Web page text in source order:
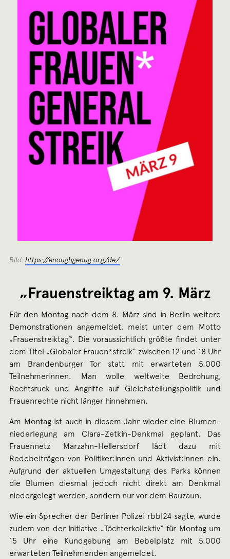
Bild: https://enoughgenug.org/de/
„Frauenstreiktag am 9. März
Für den Montag nach dem 8. März sind in Berlin weitere
Demonstrationen angemeldet, meist unter dem Motto
„Frauenstreiktag“. Die voraussichtlich größte findet unter
dem Titel „Globaler Frauen*streik“ zwischen 12 und 18 Uhr
am Brandenburger Tor statt mit erwarteten 5.000
Teilnehmerinnen. Man wolle weltweite Bedrohung,
Rechtsruck und Angriffe auf Gleichstellungspolitik und
Frauenrechte nicht länger hinnehmen.
Am Montag ist auch in diesem Jahr wieder eine Blumen­
niederlegung am Clara-Zetkin-Denkmal geplant. Das
Frauennetz Marzahn-Hellersdorf lädt dazu mit
Redebeiträgen von Politiker:innen und Aktivist:innen ein.
Aufgrund der aktuellen Umgestaltung des Parks können
die Blumen diesmal jedoch nicht direkt am Denkmal
niedergelegt werden, sondern nur vor dem Bauzaun.
Wie ein Sprecher der Berliner Polizei rbb|24 sagte, wurde
zudem von der Initiative „Töchterkollektiv“ für Montag um
15 Uhr eine Kundgebung am Bebelplatz mit 5.000
erwarteten Teilnehmenden angemeldet.